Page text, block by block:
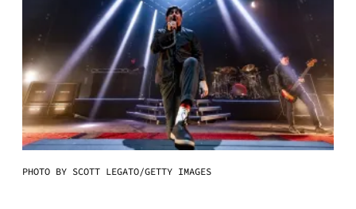
PHOTO BY SCOTT LEGATO/GETTY IMAGES